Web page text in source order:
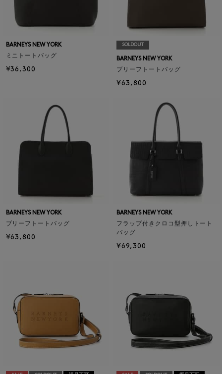
BARNEYS NEW YORK
ミニトートバッグ
¥36,300
SOLDOUT
BARNEYS NEW YORK
ブリーフトートバッグ
¥63,800
BARNEYS NEW YORK
ブリーフトートバッグ
¥63,800
BARNEYS NEW YORK
フラップ付きクロコ型押しトート
バッグ
¥69,300